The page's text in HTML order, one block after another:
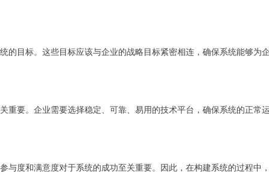
的目标。这些目标应该与企业的战略目标紧密相连，确保系统能够为
重要。企业需要选择稳定、可靠、易用的技术平台，确保系统的正常
与度和满意度对于系统的成功至关重要。因此，在构建系统的过程中